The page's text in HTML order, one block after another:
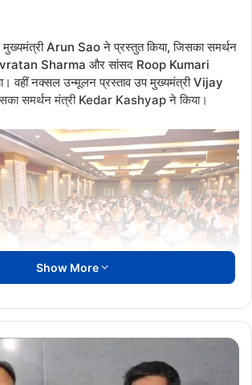
मुख्यमंत्री Arun Sao ने प्रस्तुत किया, जिसका समर्थन
Sharma और सांसद Roop Kumari
वहीं नक्सल उन्मूलन प्रस्ताव उप मुख्यमंत्री Vijay
समर्थन मंत्री Kedar Kashyap ने किया।
लोकसभा और नगरीय निकाय चुनावों में भाजपा
Show More